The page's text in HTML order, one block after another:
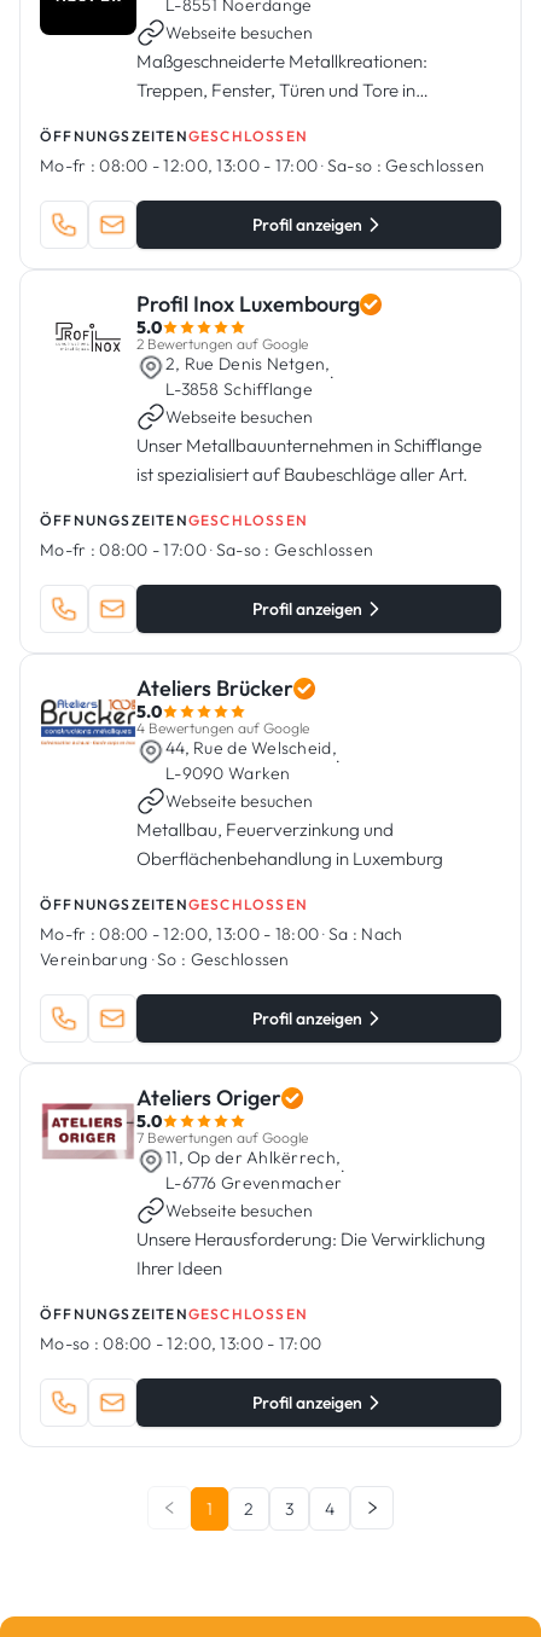
L-8551 Noerdange
Webseite besuchen
Maßgeschneiderte Metallkreationen:
Treppen, Fenster, Türen und Tore in
ÖFFNUNGSZEITENGESCHLOSSEN
Mo-fr : 08:00 - 12:00, 13:00 - 17:00·Sa-so : Geschlossen
Profil anzeigen
Profil Inox Luxembourg
5.0
2 Bewertungen auf Google
2, Rue Denis Netgen,
L-3858 Schifflange
·
Webseite besuchen
Unser Metallbauunternehmen in Schifflange
ist spezialisiert auf Baubeschläge aller Art.
ÖFFNUNGSZEITENGESCHLOSSEN
Mo-fr : 08:00 - 17:00·Sa-so : Geschlossen
Profil anzeigen
Ateliers Brücker
5.0
4 Bewertungen auf Google
44, Rue de Welscheid,
L-9090 Warken
·
Webseite besuchen
Metallbau, Feuerverzinkung und
Oberflächenbehandlung in Luxemburg
ÖFFNUNGSZEITENGESCHLOSSEN
Mo-fr : 08:00 - 12:00, 13:00 - 18:00·Sa : Nach
Vereinbarung ·So : Geschlossen
Profil anzeigen
Ateliers Origer
5.0
7 Bewertungen auf Google
11, Op der Ahlkërrech,
L-6776 Grevenmacher
·
Webseite besuchen
Unsere Herausforderung: Die Verwirklichung
Ihrer Ideen
ÖFFNUNGSZEITENGESCHLOSSEN
Mo-so : 08:00 - 12:00, 13:00 - 17:00
Profil anzeigen
1 2 3 4